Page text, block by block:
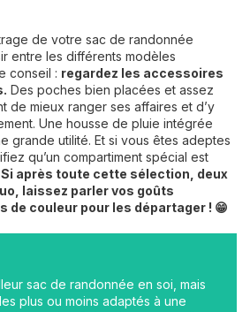
de votre sac de randonnée
entre les différents modèles
conseil : regardez les accessoires
Des poches bien placées et assez
de mieux ranger ses affaires et d’y
Une housse de pluie intégrée
grande utilité. Et si vous êtes adeptes
qu’un compartiment spécial est
Si après toute cette sélection, deux
laissez parler vos goûts
de couleur pour les départager ! 😁
sac de randonnée en soi, mais
plus ou moins adaptés à une